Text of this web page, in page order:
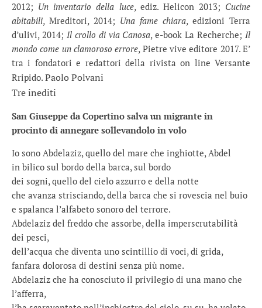
2012; Un inventario della luce, ediz. Helicon 2013; Cucine
abitabili, Mreditori, 2014; Una fame chiara, edizioni Terra
d’ulivi, 2014; Il crollo di via Canosa, e-book La Recherche;Il
mondo come un clamoroso errore, Pietre vive editore 2017. E’
tra i fondatori e redattori della rivista on line Versante
Rripido. Paolo Polvani
Tre inediti
San Giuseppe da Copertino salva un migrante in
procinto di annegare sollevandolo in volo
Io sono Abdelaziz, quello del mare che inghiotte, Abdel
in bilico sul bordo della barca, sul bordo
dei sogni, quello del cielo azzurro e della notte
che avanza strisciando, della barca che si rovescia nel buio
e spalanca l’alfabeto sonoro del terrore.
Abdelaziz del freddo che assorbe, della imperscrutabilità
dei pesci,
dell’acqua che diventa uno scintillio di voci, di grida,
fanfara dolorosa di destini senza più nome.
Abdelaziz che ha conosciuto il privilegio di una mano che
l’afferra,